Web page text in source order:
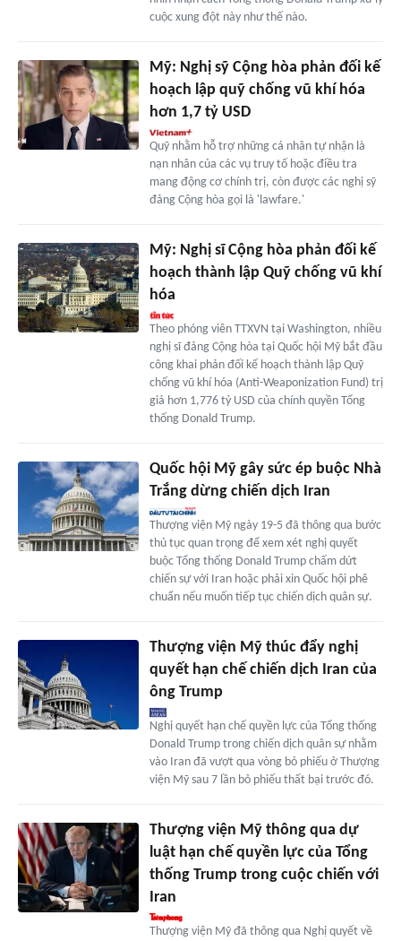
cuộc xung đột này như thế nào.
Mỹ: Nghị sỹ Cộng hòa phản đối kế
hoạch lập quỹ chống vũ khí hóa
hơn 1,7 tỷ USD
Quỹ nhằm hỗ trợ những cá nhân tự nhận là
nạn nhân của các vụ truy tố hoặc điều tra
mang động cơ chính trị, còn được các nghị sỹ
đảng Cộng hòa gọi là 'lawfare.'
Mỹ: Nghị sĩ Cộng hòa phản đối kế
hoạch thành lập Quỹ chống vũ khí
hóa
Theo phóng viên TTXVN tại Washington, nhiều
nghị sĩ đảng Cộng hòa tại Quốc hội Mỹ bắt đầu
công khai phản đối kế hoạch thành lập Quỹ
chống vũ khí hóa (Anti-Weaponization Fund) trị
giá hơn 1,776 tỷ USD của chính quyền Tổng
thống Donald Trump.
Quốc hội Mỹ gây sức ép buộc Nhà
Trắng dừng chiến dịch Iran
Thượng viện Mỹ ngày 19-5 đã thông qua bước
thủ tục quan trọng để xem xét nghị quyết
buộc Tổng thống Donald Trump chấm dứt
chiến sự với Iran hoặc phải xin Quốc hội phê
chuẩn nếu muốn tiếp tục chiến dịch quân sự.
Thượng viện Mỹ thúc đẩy nghị
quyết hạn chế chiến dịch Iran của
ông Trump
Nghị quyết hạn chế quyền lực của Tổng thống
Donald Trump trong chiến dịch quân sự nhằm
vào Iran đã vượt qua vòng bỏ phiếu ở Thượng
viện Mỹ sau 7 lần bỏ phiếu thất bại trước đó.
Thượng viện Mỹ thông qua dự
luật hạn chế quyền lực của Tổng
thống Trump trong cuộc chiến với
Iran
Thượng viện Mỹ đã thông qua Nghị quyết về